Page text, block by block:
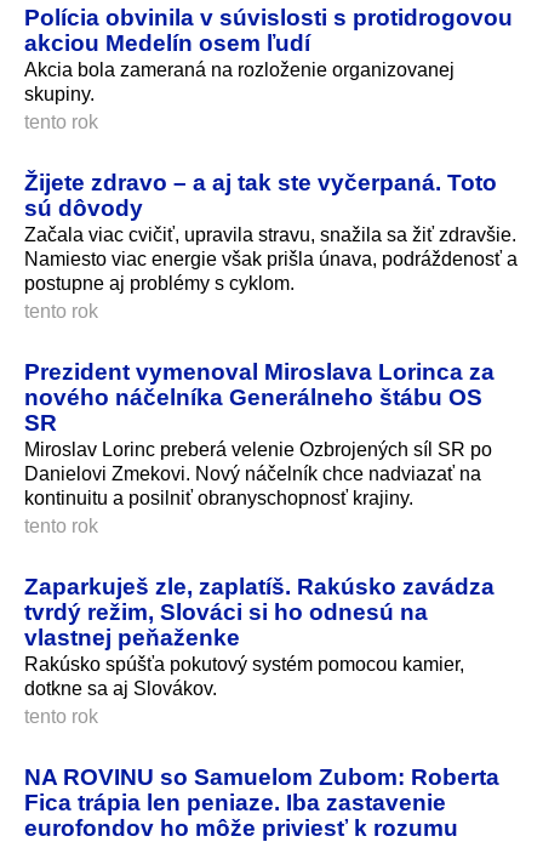
Polícia obvinila v súvislosti s protidrogovou
akciou Medelín osem ľudí
Akcia bola zameraná na rozloženie organizovanej
skupiny.
tento rok
Žijete zdravo – a aj tak ste vyčerpaná. Toto
sú dôvody
Začala viac cvičiť, upravila stravu, snažila sa žiť zdravšie.
Namiesto viac energie však prišla únava, podráždenosť a
postupne aj problémy s cyklom.
tento rok
Prezident vymenoval Miroslava Lorinca za
nového náčelníka Generálneho štábu OS
SR
Miroslav Lorinc preberá velenie Ozbrojených síl SR po
Danielovi Zmekovi. Nový náčelník chce nadviazať na
kontinuitu a posilniť obranyschopnosť krajiny.
tento rok
Zaparkuješ zle, zaplatíš. Rakúsko zavádza
tvrdý režim, Slováci si ho odnesú na
vlastnej peňaženke
Rakúsko spúšťa pokutový systém pomocou kamier,
dotkne sa aj Slovákov.
tento rok
NA ROVINU so Samuelom Zubom: Roberta
Fica trápia len peniaze. Iba zastavenie
eurofondov ho môže priviesť k rozumu